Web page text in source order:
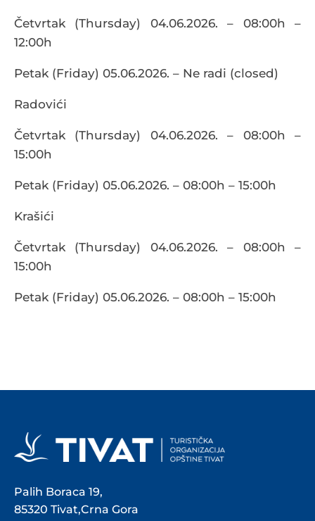
Četvrtak (Thursday) 04.06.2026. – 08:00h –
12:00h
Petak (Friday) 05.06.2026. – Ne radi (closed)
Radovići
Četvrtak (Thursday) 04.06.2026. – 08:00h –
15:00h
Petak (Friday) 05.06.2026. – 08:00h – 15:00h
Krašići
Četvrtak (Thursday) 04.06.2026. – 08:00h –
15:00h
Petak (Friday) 05.06.2026. – 08:00h – 15:00h
Palih Boraca 19,
85320 Tivat,Crna Gora